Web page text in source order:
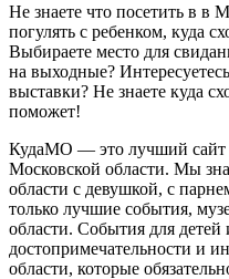
Не знаете что посетить в в
погулять с ребенком, куда
Выбираете место для
на выходные?
выставки? Не знаете куда
поможет!
КудаМО — это лучший сайт
Московской области. Мы
области с девушкой, с
только лучшие события,
области. События для
достопримечательности и
области, которые